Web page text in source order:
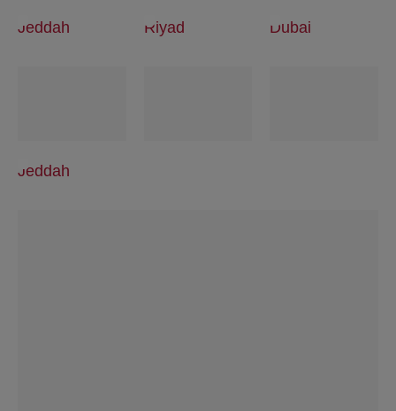
Jeddah Riyad Dubai
Jeddah